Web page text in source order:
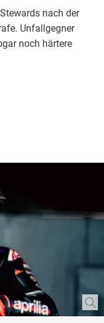
nach der
Unfallgegner
noch härtere